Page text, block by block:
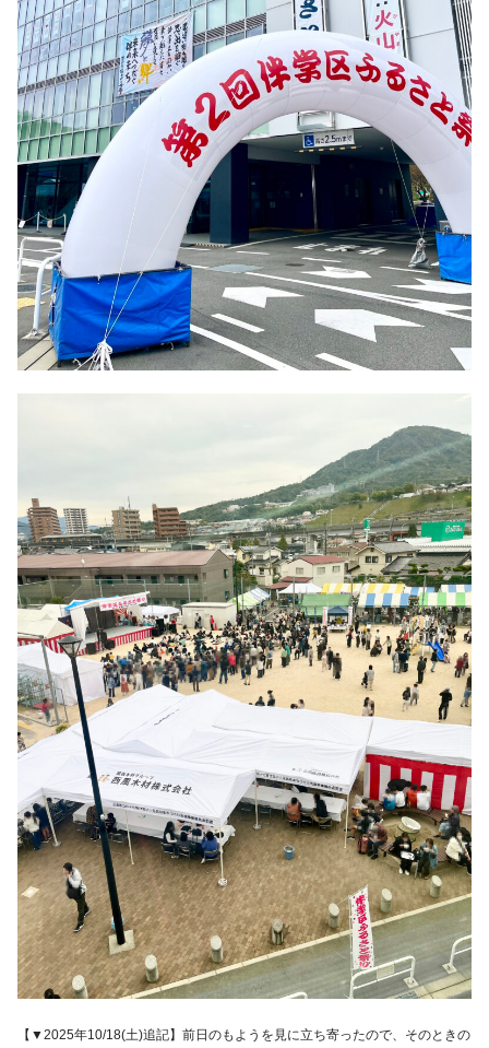
【▼2025年10/18(土)追記】前日のもようを見に立ち寄ったので、そのときの